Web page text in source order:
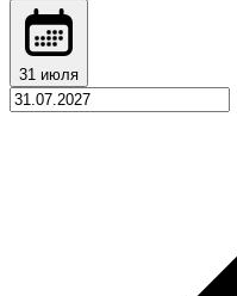
31 июля